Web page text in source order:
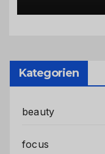
Kategorien
beauty
focus